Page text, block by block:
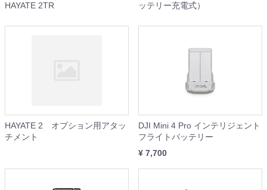
HAYATE 2TR
ッテリー充電式）
HAYATE 2 オプション用アタッ
チメント
DJI Mini 4 Pro インテリジェント
フライトバッテリー
¥ 7,700